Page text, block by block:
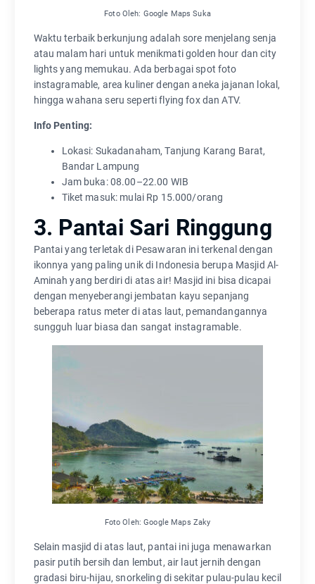
Foto Oleh: Google Maps Suka
Waktu terbaik berkunjung adalah sore menjelang senja
atau malam hari untuk menikmati golden hour dan city
lights yang memukau. Ada berbagai spot foto
instagramable, area kuliner dengan aneka jajanan lokal,
hingga wahana seru seperti flying fox dan ATV.
Info Penting:
Lokasi: Sukadanaham, Tanjung Karang Barat,
Bandar Lampung
Jam buka: 08.00–22.00 WIB
Tiket masuk: mulai Rp 15.000/orang
3. Pantai Sari Ringgung
Pantai yang terletak di Pesawaran ini terkenal dengan
ikonnya yang paling unik di Indonesia berupa Masjid Al-
Aminah yang berdiri di atas air! Masjid ini bisa dicapai
dengan menyeberangi jembatan kayu sepanjang
beberapa ratus meter di atas laut, pemandangannya
sungguh luar biasa dan sangat instagramable.
Foto Oleh: Google Maps Zaky
Selain masjid di atas laut, pantai ini juga menawarkan
pasir putih bersih dan lembut, air laut jernih dengan
gradasi biru-hijau, snorkeling di sekitar pulau-pulau kecil